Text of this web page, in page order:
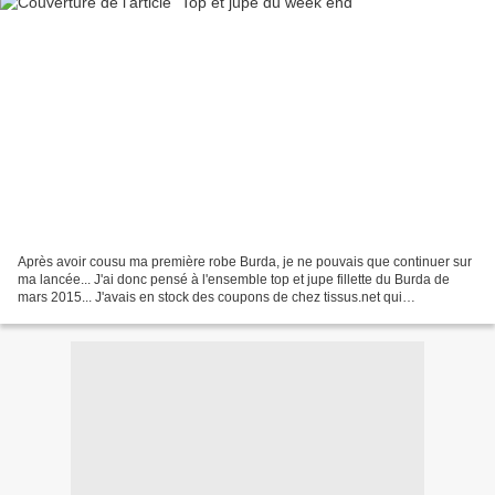
Après avoir cousu ma première robe Burda, je ne pouvais que continuer sur
ma lancée... J'ai donc pensé à l'ensemble top et jupe fillette du Burda de
mars 2015... J'avais en stock des coupons de chez tissus.net qui